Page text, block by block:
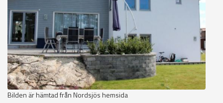
Bilden är hämtad från Nordsjös hemsida